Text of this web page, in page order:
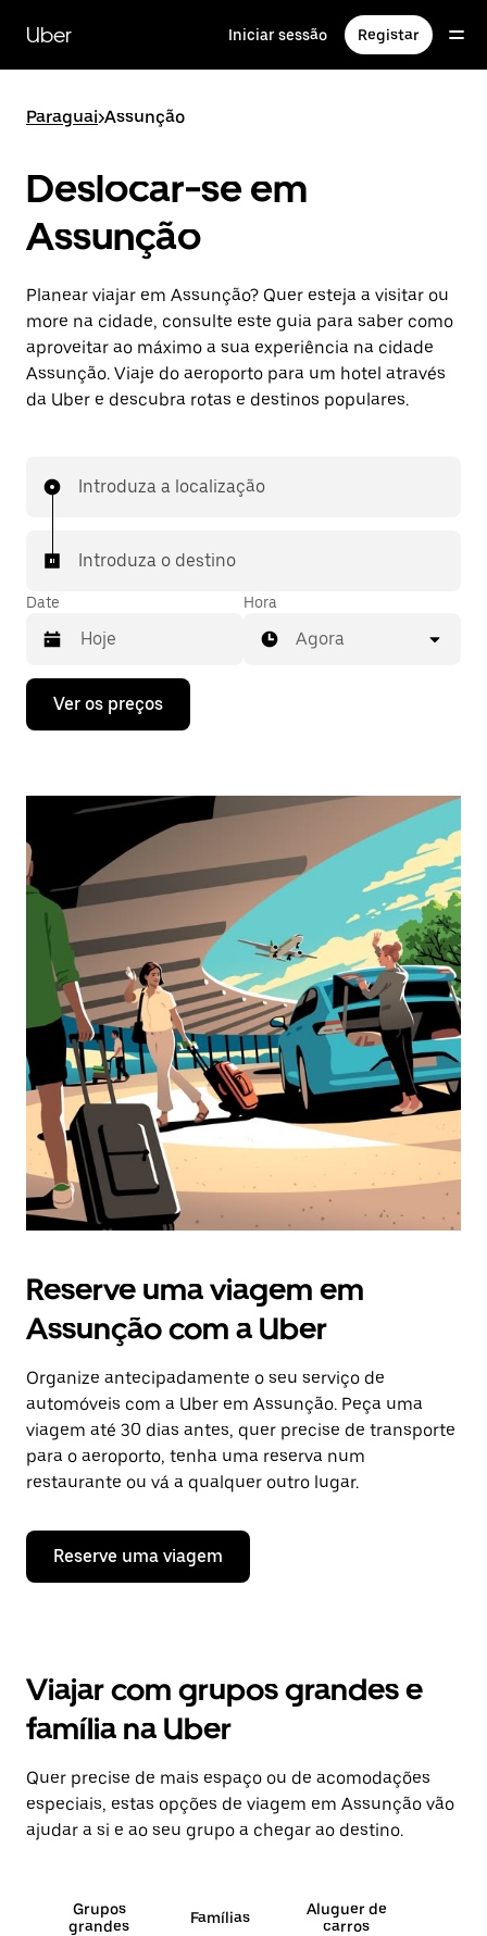
para
conteúdo
Uber Iniciar sessão Registar
Paraguai>Assunção
Deslocar-se em
Assunção
Planear viajar em Assunção? Quer esteja a visitar ou
more na cidade, consulte este guia para saber como
aproveitar ao máximo a sua experiência na cidade
Assunção. Viaje do aeroporto para um hotel através
da Uber e descubra rotas e destinos populares.
Introduza a localização
Introduza o destino
Date
Prima
tecla
interagir
o
calendário
e
selecionar
uma
data.
Prima
botão
Esc
fechar
o
calendário.
Hora
Agora
Ver os preços
Reserve uma viagem em
Assunção com a Uber
Organize antecipadamente o seu serviço de
automóveis com a Uber em Assunção. Peça uma
viagem até 30 dias antes, quer precise de transporte
para o aeroporto, tenha uma reserva num
restaurante ou vá a qualquer outro lugar.
Reserve uma viagem
Viajar com grupos grandes e
família na Uber
Quer precise de mais espaço ou de acomodações
especiais, estas opções de viagem em Assunção vão
ajudar a si e ao seu grupo a chegar ao destino.
Grupos
grandes
Famílias
Aluguer de
carros